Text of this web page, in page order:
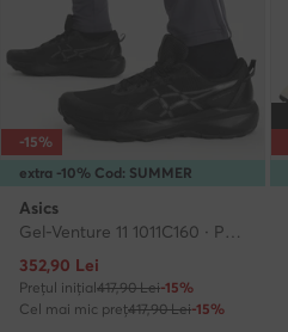
extra -10% Cod: SUMMER
-15%
Asics
Gel-Venture 11 1011C160 · Pantofi pentru alergare
Prețul actual
352,90 Lei
Prețul inițial417,90 Lei-15%
Cel mai mic preț417,90 Lei-15%